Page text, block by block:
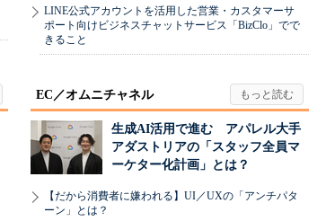
LINE公式アカウントを活用した営業・カスタマーサ
ポート向けビジネスチャットサービス「BizClo」でで
きること
EC／オムニチャネル
生成AI活用で進む アパレル大手
アダストリアの「スタッフ全員マ
ーケター化計画」とは？
【だから消費者に嫌われる】UI／UXの「アンチパタ
ーン」とは？